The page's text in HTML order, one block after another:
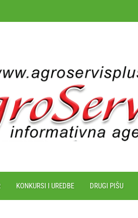
KONKURSI I UREDBE DRUGI PIŠU